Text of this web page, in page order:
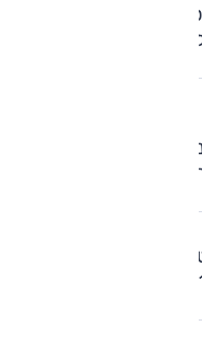
הקודמת, מודרני ונאה
בקבוצה. חישוקי ה-"14 של גרסאות הליסינג נראים
האבזור מכובדות
אחיד ואפרורי יותר.
מצומצם לגבוהים. תא
בטורים גבוהים הוא רועש